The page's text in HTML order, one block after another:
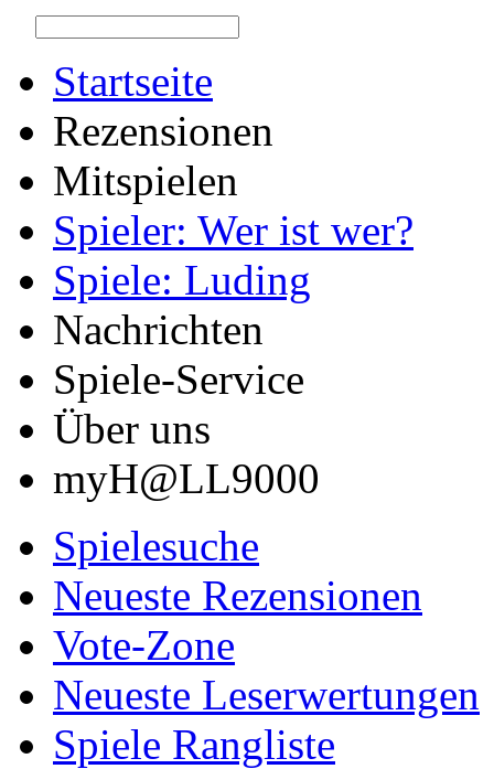
Startseite
Rezensionen
Mitspielen
Spieler: Wer ist wer?
Spiele: Luding
Nachrichten
Spiele-Service
Über uns
myH@LL9000
Spielesuche
Neueste Rezensionen
Vote-Zone
Neueste Leserwertungen
Spiele Rangliste